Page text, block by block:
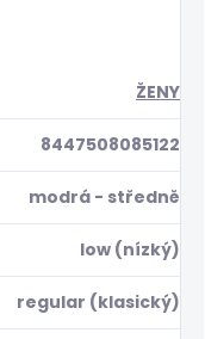
ŽENY
8447508085122
modrá - středně
low (nízký)
regular (klasický)